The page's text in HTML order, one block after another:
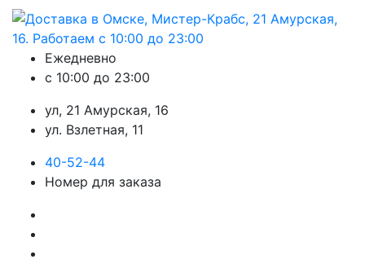
Ежедневно
с 10:00 до 23:00
ул, 21 Амурская, 16
ул. Взлетная, 11
40-52-44
Номер для заказа